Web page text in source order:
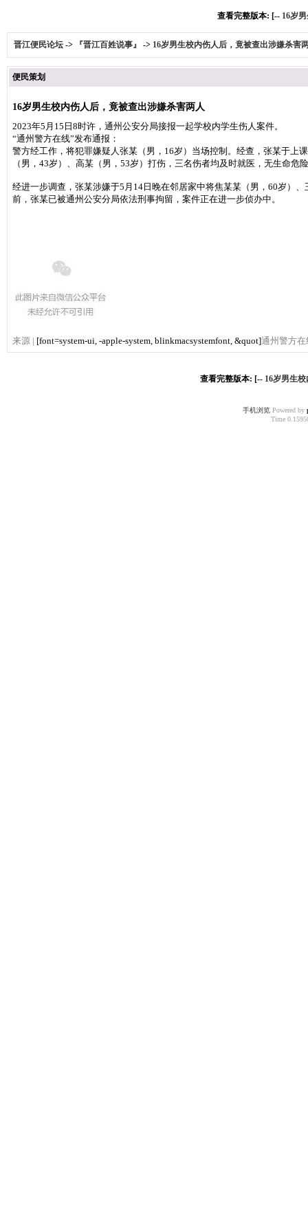
查看完整版本: [-- 16岁
晋江便民论坛 -> 『晋江百姓说事』 -> 16岁男生校内伤人后，竟被查出涉嫌杀害
便民策划
16岁男生校内伤人后，竟被查出涉嫌杀害两人
2023年5月15日8时许，通州公安分局接报一起学校内学生伤人案件。
“通州警方在线”发布通报：
警方经工作，将犯罪嫌疑人张某（男，16岁）当场控制。经查，张某于上
（男，43岁）、高某（男，53岁）打伤，三名伤者均及时就医，无生命危
经进一步调查，张某涉嫌于5月14日晚在邻居家中将焦某某（男，60岁）
前，张某已被通州公安分局依法刑事拘留，案件正在进一步侦办中。
来源 | [font=system-ui, -apple-system, blinkmacsystemfont, &quot]通州警方在
查看完整版本: [-- 16岁男生
手机浏览Powered by
Time